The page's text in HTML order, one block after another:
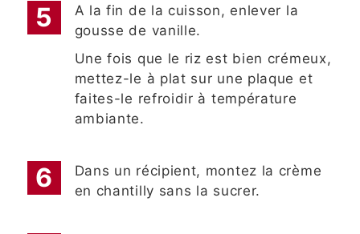
A la fin de la cuisson, enlever la
gousse de vanille.
Une fois que le riz est bien crémeux,
mettez-le à plat sur une plaque et
faites-le refroidir à température
ambiante.
Dans un récipient, montez la crème
en chantilly sans la sucrer.